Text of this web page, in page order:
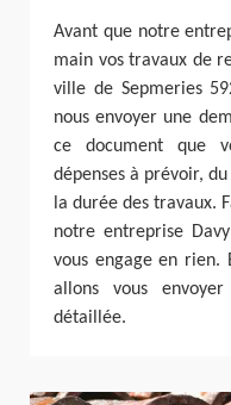
Avant que notre
main vos travaux de
ville de Sepmeries
nous envoyer une
ce document que
dépenses à prévoir,
la durée des travaux.
notre entreprise
vous engage en rien.
allons vous
détaillée.